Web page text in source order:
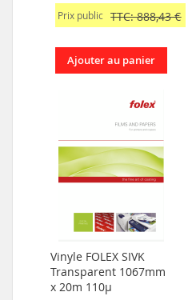
Prix public TTC: 888,43 €
Ajouter au panier
Vinyle FOLEX SIVK
Transparent 1067mm
x 20m 110µ